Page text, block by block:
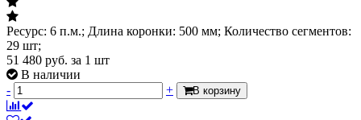
Ресурс: 6 п.м.; Длина коронки: 500 мм; Количество сегментов:
29 шт;
51 480 руб. за 1 шт
В наличии
-
+ В корзину